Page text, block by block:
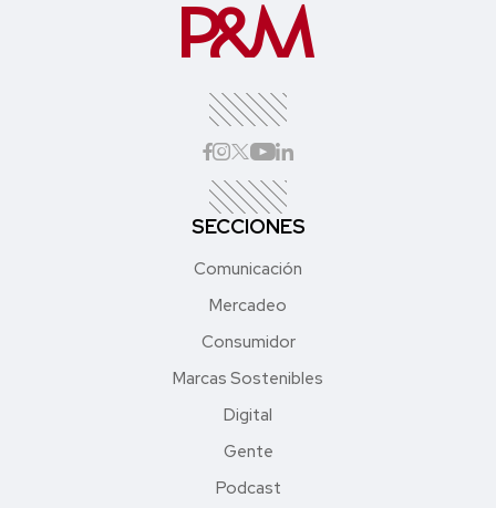
SECCIONES
Comunicación
Mercadeo
Consumidor
Marcas Sostenibles
Digital
Gente
Podcast